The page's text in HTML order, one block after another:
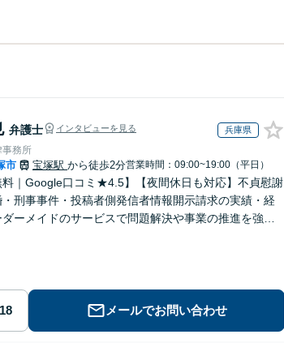
弁護士 インタビューを見る 兵庫県
事務所
市 宝塚駅 から徒歩2分営業時間：09:00~19:00（平日）
料｜Google口コミ★4.5】【夜間休日も対応】不貞慰謝
刑事事件・投稿者側発信者情報開示請求の実績・経
ーメイドのサービスで問題解決や事業の推進を強力
メールでお問い合わせ